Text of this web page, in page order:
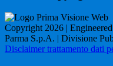
Copyright 2026 |
Parma S.p.A. | Divisione
Disclaimer trattamento dati